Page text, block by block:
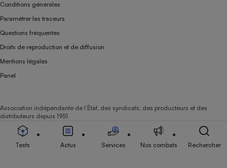
Conditions générales
Paramétrer les traceurs
Questions fréquentes
Droits de reproduction et de diffusion
Mentions légales
Panel
Association indépendante de l’État, des syndicats, des producteurs et des
distributeurs depuis 1951.
Tests Actus Services Nos combats Rechercher